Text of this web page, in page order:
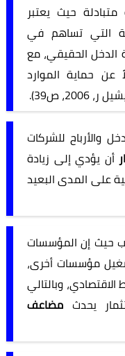
حيث يعتبر
التي تساهم في
الدخل الحقيقي، مع
عن حماية الموارد
ص39).
والأرباح للشركات
أن يؤدي إلى زيادة
على المدى البعيد
حيث إن المؤسسات
مؤسسات أخرى،
وبالتالي
يحدث مضاعف